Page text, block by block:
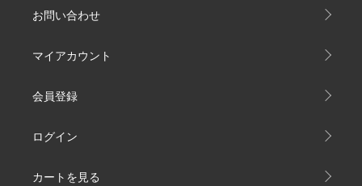
お問い合わせ
マイアカウント
会員登録
ログイン
カートを見る